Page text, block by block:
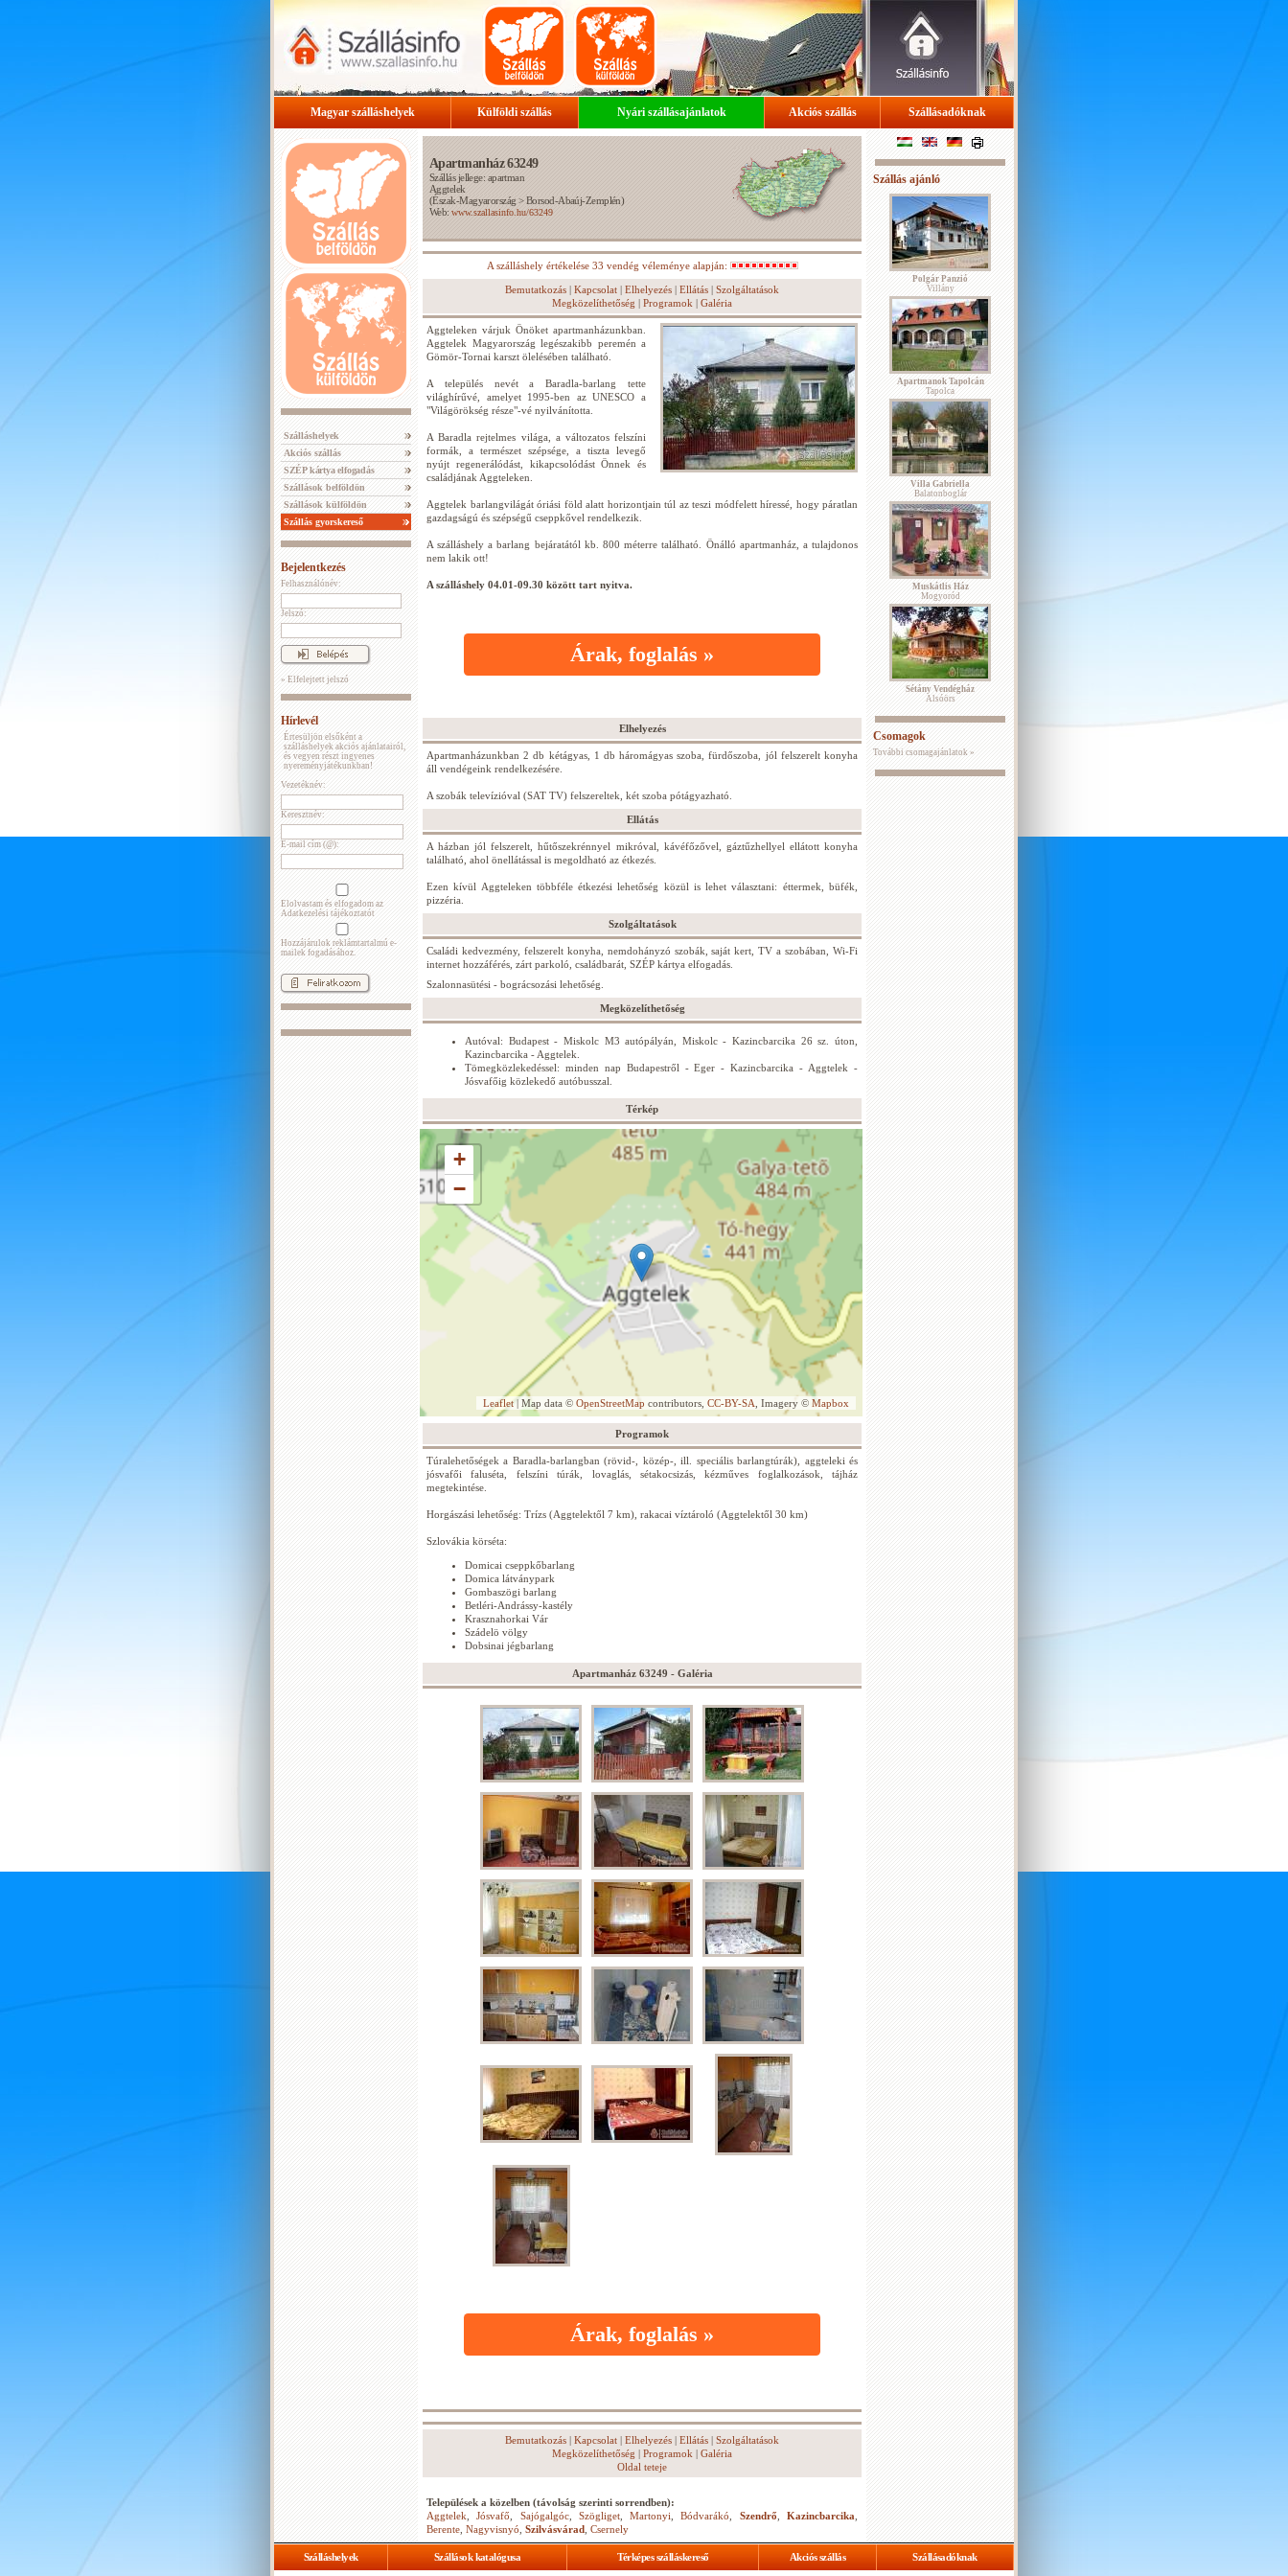
Magyar szálláshelyek Külföldi szállás Nyári szállásajánlatok Akciós szállás Szállásadóknak
Szálláshelyek
Akciós szállás
SZÉP kártya elfogadás
Szállások belföldön
Szállások külföldön
Szállás gyorskereső
Bejelentkezés
Felhasználónév:
Jelszó:
» Elfelejtett jelszó
Hírlevél
Értesüljön elsőként a
szálláshelyek akciós ajánlatairól,
és vegyen részt ingyenes
nyereményjátékunkban!
Vezetéknév:
Keresztnév:
E-mail cím (@):
Elolvastam és elfogadom az
Adatkezelési tájékoztatót
Hozzájárulok reklámtartalmú e-
mailek fogadásához.
Apartmanház 63249
Szállás jellege: apartman
Aggtelek
(Észak-Magyarország >Borsod-Abaúj-Zemplén)
Web:www.szallasinfo.hu/63249
A szálláshely értékelése 33 vendég véleménye alapján:
Bemutatkozás | Kapcsolat | Elhelyezés | Ellátás | Szolgáltatások
Megközelíthetőség | Programok | Galéria
Aggteleken várjuk Önöket apartmanházunkban.
Aggtelek Magyarország legészakibb peremén a
Gömör-Tornai karszt ölelésében található.
A település nevét a Baradla-barlang tette
világhírűvé, amelyet 1995-ben az UNESCO a
"Világörökség része"-vé nyilvánította.
A Baradla rejtelmes világa, a változatos felszíni
formák, a természet szépsége, a tiszta levegő
nyújt regenerálódást, kikapcsolódást Önnek és
családjának Aggteleken.
Aggtelek barlangvilágát óriási föld alatt horizontjain túl az teszi módfelett híressé, hogy páratlan
gazdagságú és szépségű cseppkővel rendelkezik.
A szálláshely a barlang bejáratától kb. 800 méterre található. Önálló apartmanház, a tulajdonos
nem lakik ott!
A szálláshely 04.01-09.30 között tart nyitva.
Árak, foglalás »
Elhelyezés
Apartmanházunkban 2 db kétágyas, 1 db háromágyas szoba, fürdőszoba, jól felszerelt konyha
áll vendégeink rendelkezésére.
A szobák televízióval (SAT TV) felszereltek, két szoba pótágyazható.
Ellátás
A házban jól felszerelt, hűtőszekrénnyel mikróval, kávéfőzővel, gáztűzhellyel ellátott konyha
található, ahol önellátással is megoldható az étkezés.
Ezen kívül Aggteleken többféle étkezési lehetőség közül is lehet választani: éttermek, büfék,
pizzéria.
Szolgáltatások
Családi kedvezmény, felszerelt konyha, nemdohányzó szobák, saját kert, TV a szobában, Wi-Fi
internet hozzáférés, zárt parkoló, családbarát, SZÉP kártya elfogadás.
Szalonnasütési - bográcsozási lehetőség.
Megközelíthetőség
Autóval: Budapest - Miskolc M3 autópályán, Miskolc - Kazincbarcika 26 sz. úton,
Kazincbarcika - Aggtelek.
Tömegközlekedéssel: minden nap Budapestről - Eger - Kazincbarcika - Aggtelek -
Jósvafőig közlekedő autóbusszal.
Térkép
+
−
Leaflet| Map data © OpenStreetMap contributors, CC-BY-SA , Imagery © Mapbox
Programok
Túralehetőségek a Baradla-barlangban (rövid-, közép-, ill. speciális barlangtúrák), aggteleki és
jósvafői faluséta, felszíni túrák, lovaglás, sétakocsizás, kézműves foglalkozások, tájház
megtekintése.
Horgászási lehetőség: Trízs (Aggtelektől 7 km), rakacai víztároló (Aggtelektől 30 km)
Szlovákia körséta:
Domicai cseppkőbarlang
Domica látványpark
Gombaszögi barlang
Betléri-Andrássy-kastély
Krasznahorkai Vár
Szádelö völgy
Dobsinai jégbarlang
Apartmanház 63249 - Galéria
Árak, foglalás »
Bemutatkozás | Kapcsolat | Elhelyezés | Ellátás | Szolgáltatások
Megközelíthetőség | Programok | Galéria
Oldal teteje
Települések a közelben (távolság szerinti sorrendben):
Aggtelek ,Jósvafő Sajógalgóc, Szögliget,Martonyi ,Bódvarákó Szendrő ,Kazincbarcika
Berente Nagyvisnyó Szilvásvárad Csernely
Szállás ajánló
Polgár Panzió
Villány
Apartmanok Tapolcán
Tapolca
Villa Gabriella
Balatonboglár
Muskátlis Ház
Mogyoród
Sétány Vendégház
Alsóörs
Csomagok
További csomagajánlatok »
Szálláshelyek Szállások katalógusa Térképes szálláskereső Akciós szállás Szállásadóknak